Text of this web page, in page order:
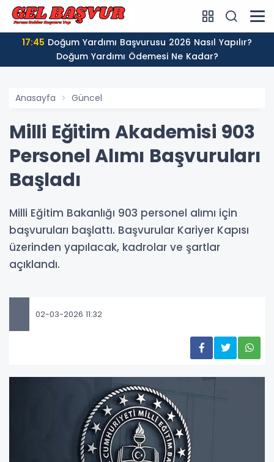
17:45
Doğum Yardımı Ödemesi Ne Kadar?
Anasayfa Güncel
Milli Eğitim Akademisi 903
Personel Alımı Başvuruları
Başladı
Milli Eğitim Bakanlığı 903 personel alımı için
başvuruları başlattı. Başvurular Kariyer Kapısı
üzerinden yapılacak, kadrolar ve şartlar
açıklandı.
02-03-2026 11:32